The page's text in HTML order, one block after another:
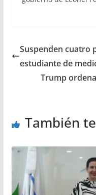
Suspenden cuatro
estudiante de
Trump
También